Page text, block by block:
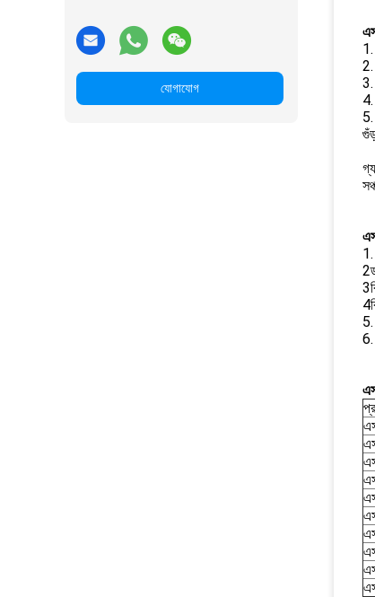
যোগাযোগ
2.
3.
1.
5.
6.